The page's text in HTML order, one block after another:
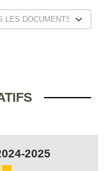
2025